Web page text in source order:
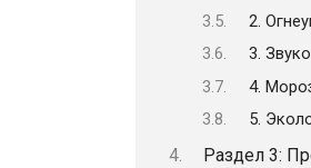
2.
3.
4.
5.
Раздел 3: